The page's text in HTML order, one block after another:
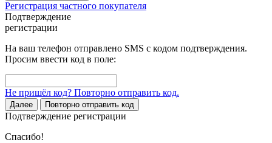
Регистрация частного покупателя
Подтверждение
регистрации
На ваш телефон отправлено SMS с кодом подтверждения.
Просим ввести код в поле:
Не пришёл код? Повторно отправить код.
Далее Повторно отправить код
Подтверждение регистрации
Спасибо!